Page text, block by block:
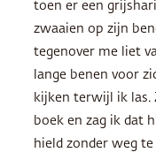
toen er een
zwaaien op zijn
tegenover me liet
lange benen voor
kijken terwijl ik las.
boek en zag ik dat
hield zonder weg